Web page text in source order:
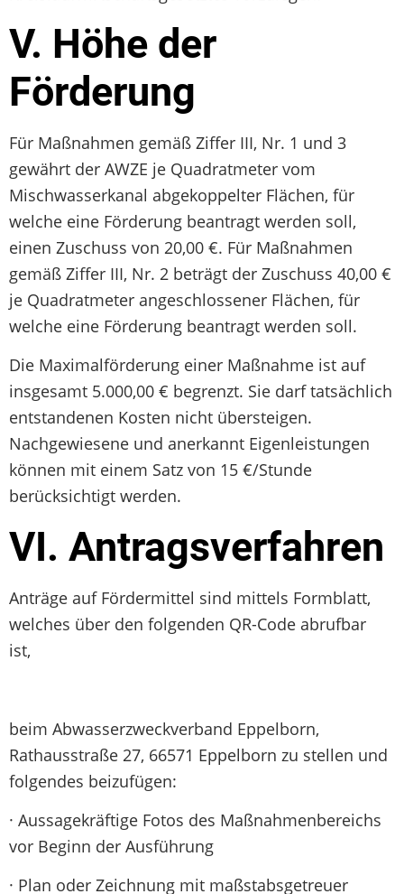
V. Höhe der
Förderung
Für Maßnahmen gemäß Ziffer III, Nr. 1 und 3
gewährt der AWZE je Quadratmeter vom
Mischwasserkanal abgekoppelter Flächen, für
welche eine Förderung beantragt werden soll,
einen Zuschuss von 20,00 €. Für Maßnahmen
gemäß Ziffer III, Nr. 2 beträgt der Zuschuss 40,00 €
je Quadratmeter angeschlossener Flächen, für
welche eine Förderung beantragt werden soll.
Die Maximalförderung einer Maßnahme ist auf
insgesamt 5.000,00 € begrenzt. Sie darf tatsächlich
entstandenen Kosten nicht übersteigen.
Nachgewiesene und anerkannt Eigenleistungen
können mit einem Satz von 15 €/Stunde
berücksichtigt werden.
VI. Antragsverfahren
Anträge auf Fördermittel sind mittels Formblatt,
welches über den folgenden QR-Code abrufbar
ist,
beim Abwasserzweckverband Eppelborn,
Rathausstraße 27, 66571 Eppelborn zu stellen und
folgendes beizufügen:
· Aussagekräftige Fotos des Maßnahmenbereichs
vor Beginn der Ausführung
· Plan oder Zeichnung mit maßstabsgetreuer